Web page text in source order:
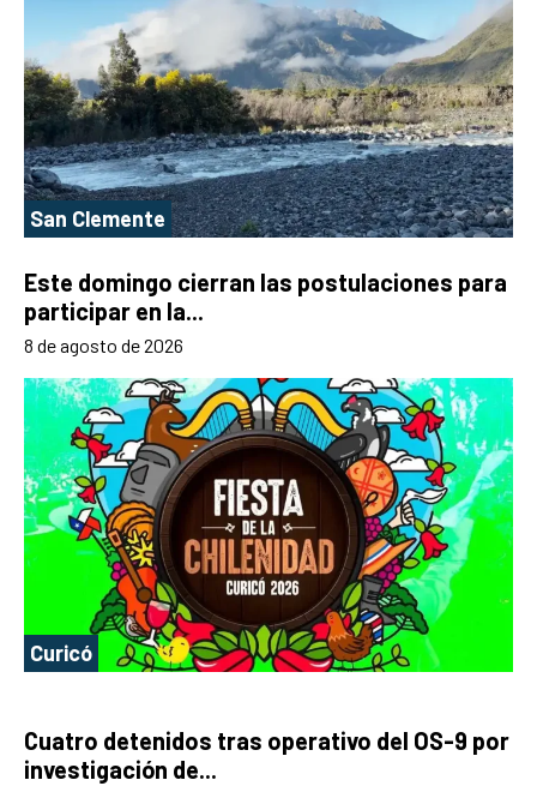
San Clemente
Este domingo cierran las postulaciones para
participar en la...
8 de agosto de 2026
Curicó
Cuatro detenidos tras operativo del OS-9 por
investigación de...